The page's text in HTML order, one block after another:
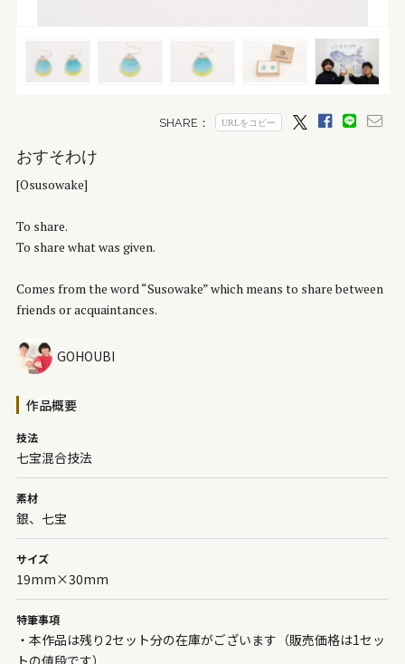
おすそわけ
[Osusowake]
To share.
To share what was given.
Comes from the word “Susowake” which means to share between
friends or acquaintances.
GOHOUBI
作品概要
技法
七宝混合技法
素材
銀、七宝
サイズ
19mm×30mm
特筆事項
・本作品は残り2セット分の在庫がございます（販売価格は1セッ
トの値段です）